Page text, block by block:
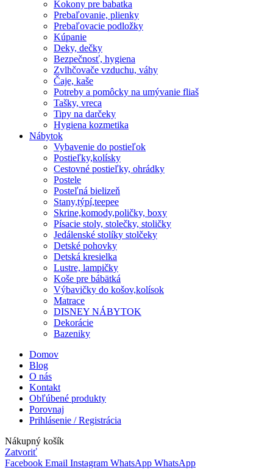
Kokony pre babatka
Prebaľovanie, plienky
Prebaľovacie podložky
Kúpanie
Deky, dečky
Bezpečnosť, hygiena
Zvlhčovače vzduchu, váhy
Čaje, kaše
Potreby a pomôcky na umývanie fliaš
Tašky, vreca
Tipy na darčeky
Hygiena kozmetika
Nábytok
Vybavenie do postieľok
Postieľky,kolísky
Cestovné postieľky, ohrádky
Postele
Posteľná bielizeň
Stany,týpí,teepee
Skrine,komody,poličky, boxy
Písacie stoly, stolečky, stoličky
Jedálenské stolíky stolčeky
Detské pohovky
Detská kresielka
Lustre, lampičky
Koše pre bábätká
Výbavičky do košov,kolísok
Matrace
DISNEY NÁBYTOK
Dekorácie
Bazeniky
Domov
Blog
O nás
Kontakt
Obľúbené produkty
Porovnaj
Prihlásenie / Registrácia
Nákupný košík
Zatvoriť
Facebook Email Instagram WhatsApp WhatsApp